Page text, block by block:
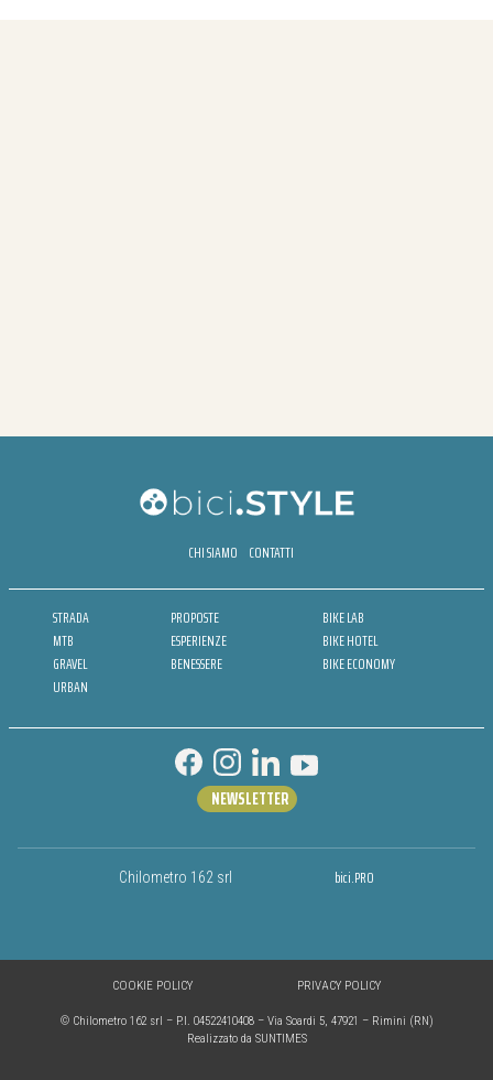
CHI SIAMO CONTATTI
STRADA
MTB
GRAVEL
URBAN
PROPOSTE
ESPERIENZE
BENESSERE
BIKE LAB
BIKE HOTEL
BIKE ECONOMY
Chilometro 162 srl bici.PRO
NEWSLETTER
© Chilometro 162 srl – P.I. 04522410408 – Via Soardi 5, 47921 – Rimini (RN)
Realizzato da SUNTIMES
COOKIE POLICY PRIVACY POLICY